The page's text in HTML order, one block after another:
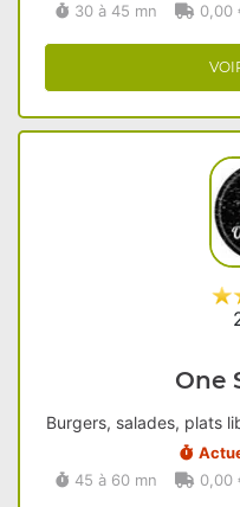
30 à 45 mn
0,00
One
Burgers, salades, plats
45 à 60 mn
0,00